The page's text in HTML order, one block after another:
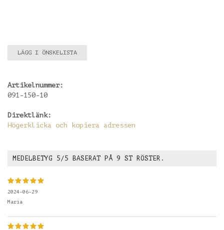
LÄGG I ÖNSKELISTA
Artikelnummer:
091-150-10
Direktlänk:
Högerklicka och kopiera adressen
MEDELBETYG 5 /5 BASERAT PÅ 9 ST RÖSTER.
2024-06-29
Maria